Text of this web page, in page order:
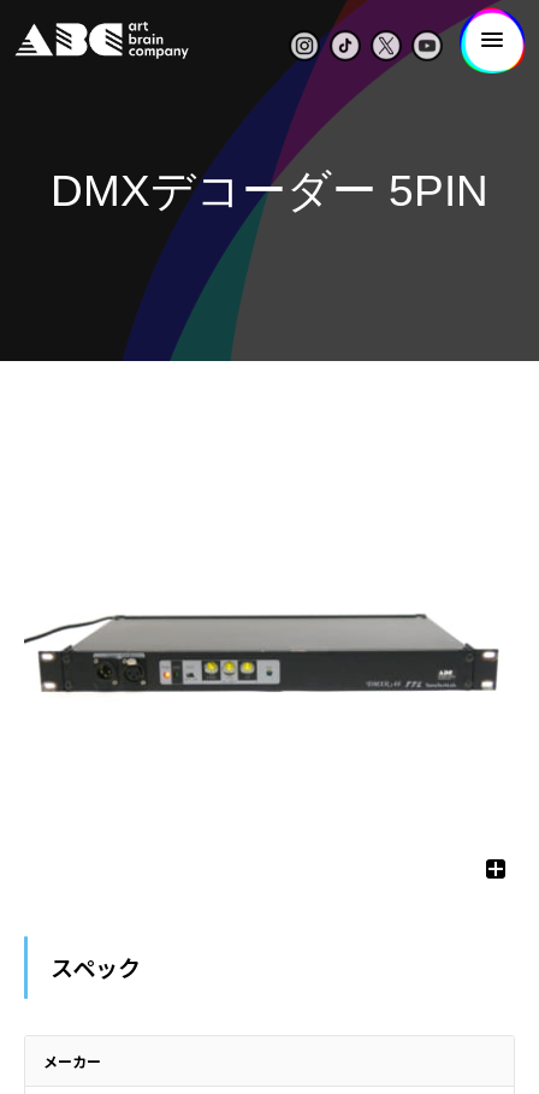
DMXデコーダー 5PIN
スペック
メーカー